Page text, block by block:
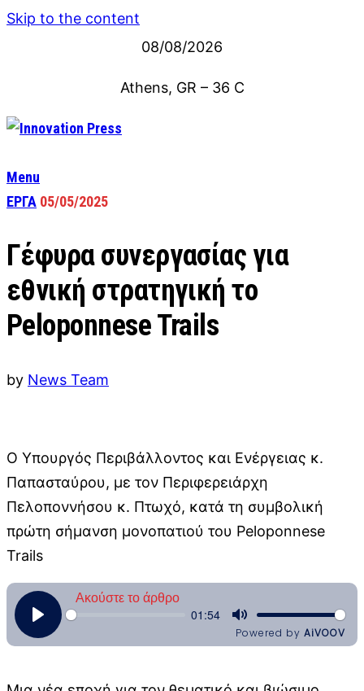
Skip to the content
08/08/2026
Athens, GR – 36 C
Menu
ΕΡΓΑ 05/05/2025
Γέφυρα συνεργασίας για
εθνική στρατηγική το
Peloponnese Trails
by News Team
O Υπουργός Περιβάλλοντος και Ενέργειας κ.
Παπασταύρου, με τον Περιφερειάρχη
Πελοποννήσου κ. Πτωχό, κατά τη συμβολική
πρώτη σήμανση μονοπατιού του Peloponnese
Trails